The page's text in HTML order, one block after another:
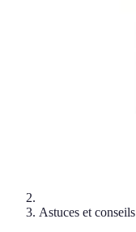
Astuces et conseils